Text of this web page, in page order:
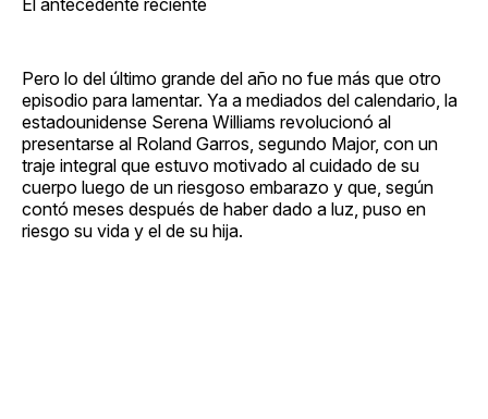
Pero lo del último grande del año no fue más que otro
episodio para lamentar. Ya a mediados del calendario, la
estadounidense Serena Williams revolucionó al
presentarse al Roland Garros, segundo Major, con un
traje integral que estuvo motivado al cuidado de su
cuerpo luego de un riesgoso embarazo y que, según
contó meses después de haber dado a luz, puso en
riesgo su vida y el de su hija.